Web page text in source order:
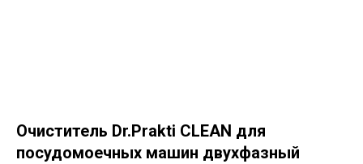
Очиститель Dr.Prakti CLEAN для
посудомоечных машин двухфазный